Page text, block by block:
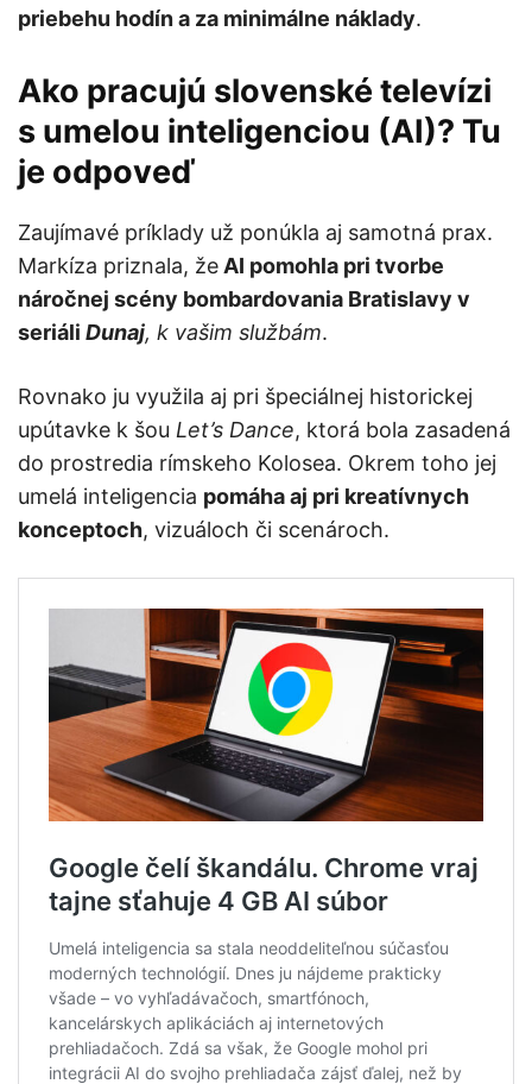
priebehu hodín a za minimálne náklady.
Ako pracujú slovenské televízi
s umelou inteligenciou (AI)? Tu
je odpoveď
Zaujímavé príklady už ponúkla aj samotná prax.
Markíza priznala, žeAI pomohla pri tvorbe
náročnej scény bombardovania Bratislavy v
seriáli Dunaj, k vašim službám.
Rovnako ju využila aj pri špeciálnej historickej
upútavke k šou Let’s Dance, ktorá bola zasadená
do prostredia rímskeho Kolosea. Okrem toho jej
umelá inteligencia pomáha aj pri kreatívnych
konceptoch, vizuáloch či scenároch.